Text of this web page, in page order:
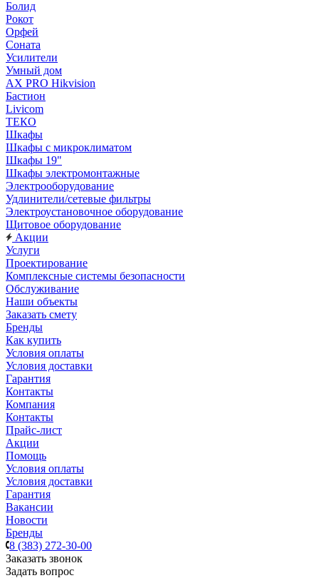
Болид
Рокот
Орфей
Соната
Усилители
Умный дом
AX PRO Hikvision
Бастион
Livicom
ТЕКО
Шкафы
Шкафы с микроклиматом
Шкафы 19"
Шкафы электромонтажные
Электрооборудование
Удлинители/сетевые фильтры
Электроустановочное оборудование
Щитовое оборудование
Акции
Услуги
Проектирование
Комплексные системы безопасности
Обслуживание
Наши объекты
Заказать смету
Бренды
Как купить
Условия оплаты
Условия доставки
Гарантия
Контакты
Компания
Контакты
Прайс-лист
Акции
Помощь
Условия оплаты
Условия доставки
Гарантия
Вакансии
Новости
Бренды
8 (383) 272-30-00
Заказать звонок
Задать вопрос